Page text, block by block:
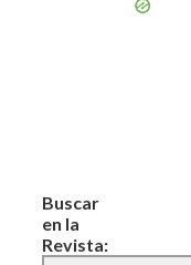
Buscar
en la
Revista: